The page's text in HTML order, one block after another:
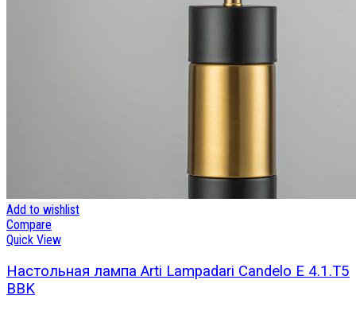
Add to wishlist
Compare
Quick View
Настольная лампа Arti Lampadari Candelo E 4.1.T5
BBK